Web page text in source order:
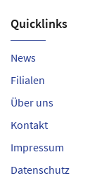
Quicklinks
News
Filialen
Über uns
Kontakt
Impressum
Datenschutz